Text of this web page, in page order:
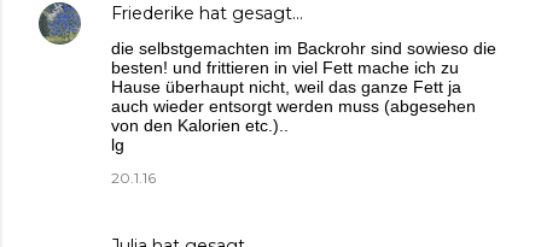
Friederike hat gesagt…
die selbstgemachten im Backrohr sind sowieso die
besten! und frittieren in viel Fett mache ich zu
Hause überhaupt nicht, weil das ganze Fett ja
auch wieder entsorgt werden muss (abgesehen
von den Kalorien etc.)..
lg
20.1.16